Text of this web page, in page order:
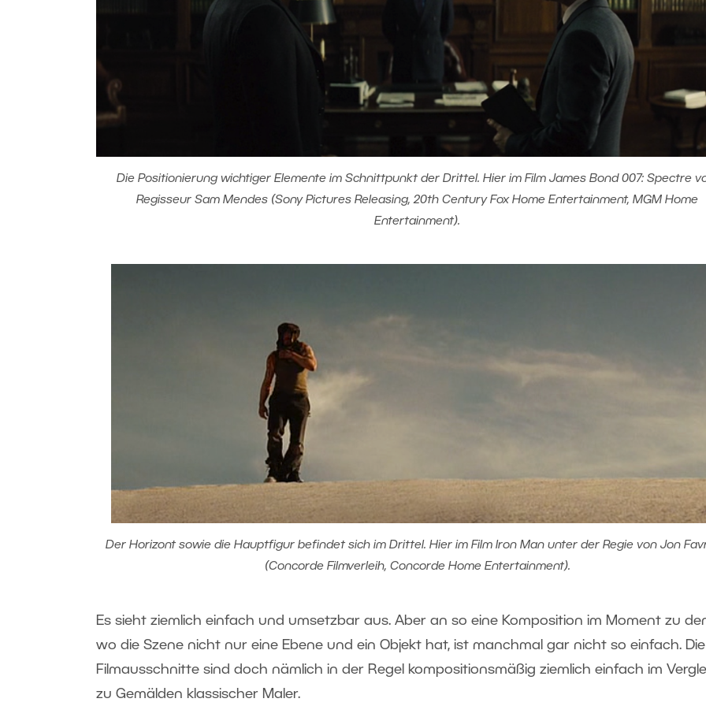
Die Positionierung wichtiger Elemente im Schnittpunkt der Drittel. Hier im Film James Bond 007: Spectre
Regisseur Sam Mendes (Sony Pictures Releasing, 20th Century Fox Home Entertainment, MGM Home
Entertainment).
Der Horizont sowie die Hauptfigur befindet sich im Drittel. Hier im Film Iron Man unter der Regie von Jon
(Concorde Filmverleih, Concorde Home Entertainment).
Es sieht ziemlich einfach und umsetzbar aus. Aber an so eine Komposition im Moment zu
wo die Szene nicht nur eine Ebene und ein Objekt hat, ist manchmal gar nicht so einfach. Die
Filmausschnitte sind doch nämlich in der Regel kompositionsmäßig ziemlich einfach im
zu Gemälden klassischer Maler.